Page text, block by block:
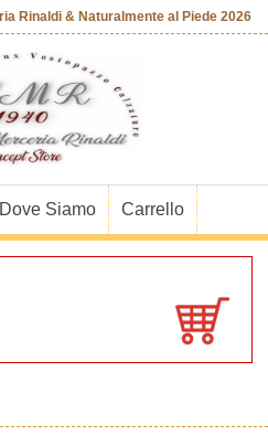
Rinaldi & Naturalmente al Piede 2026
Dove Siamo Carrello